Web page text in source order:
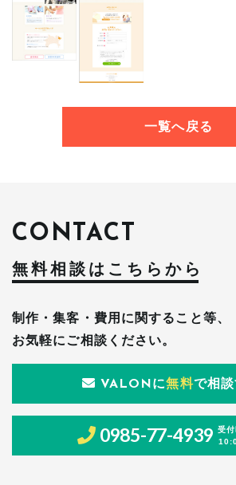
一覧へ戻る
CONTACT
無料相談はこちらか ら
制作・集客・費用に関すること等、
お気軽にご相談ください。
VALON に無料で相談
0985-77-4939 受